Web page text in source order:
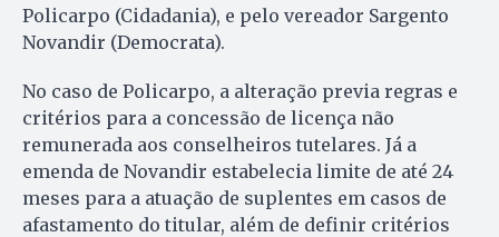
Policarpo (Cidadania), e pelo vereador Sargento
Novandir (Democrata).
No caso de Policarpo, a alteração previa regras e
critérios para a concessão de licença não
remunerada aos conselheiros tutelares. Já a
emenda de Novandir estabelecia limite de até 24
meses para a atuação de suplentes em casos de
afastamento do titular, além de definir critérios